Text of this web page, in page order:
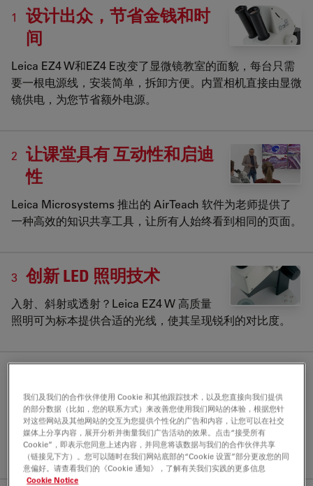
1
设计出众，节省金钱和时
间
Leica EZ4 W和EZ4 E改变了显微镜教室的面貌，每台只需
要一根电源线，安装简单，拆卸方便。内置相机直接由显微
镜供电，为您节省额外电源。
2
让课堂具有 互动性和启迪
性
Leica Microsystems 推出的 AirTeach 软件为老师提供了
一种高效的知识共享工具，让所有人始终看到相同的页面。
3 创新 LED 照明技术
入射、斜射或透射？Leica EZ4 W 高质量
照明可为标本提供合适的光线，使其呈现锐利的对比度。
工业和常规研究的理想之
选
制造商依靠经济可靠的质量控制措施确保生产盈利能力。
我们及我们的合作伙伴使用 Cookie 和其他跟踪技术，以及您直接向我们提供
的部分数据（比如，您的联系方式）来改善您使用我们网站的体验，根据您针
对这些网站及其他网站的交互为您提供个性化的广告和内容，让您可以在社交
媒体上分享内容，展开分析并衡量我们广告活动的效果。点击“接受所有
Cookie”，即表示您同意上述内容，并同意将该数据与我们的合作伙伴共享
（链接见下方）。您可以随时在我们网站底部的“Cookie 设置”部分更改您的同
意偏好。请查看我们的《Cookie 通知》，了解有关我们实践的更多信息
Cookie Notice